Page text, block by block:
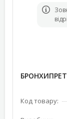
Код товару: